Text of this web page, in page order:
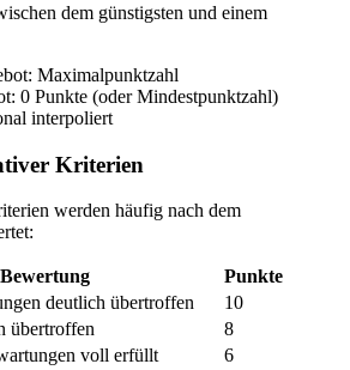
dem günstigsten und einem
Maximalpunktzahl
0 Punkte (oder Mindestpunktzahl)
interpoliert
Kriterien
werden häufig nach dem
Bewertung
Punkte
deutlich übertroffen
10
übertroffen
8
voll erfüllt
6